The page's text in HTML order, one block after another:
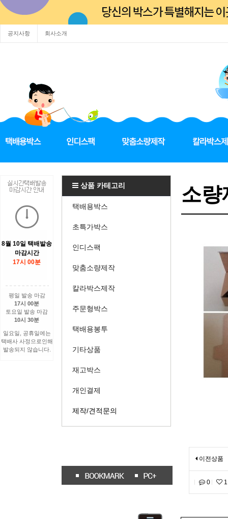
공지사항 회사소개
8월 10일 택배발송
마감시간
17시 00분
평일 발송 마감
17시 00분
토요일 발송 마감
10시 30분
일요일, 공휴일에는
택배사 사정으로인해
발송되지 않습니다.
상품 카테고리
택배용박스
초특가박스
인디스팩
맞춤소량제작
칼라박스제작
주문형박스
택배용봉투
기타상품
재고박스
개인결제
제작/견적문의
소량
이전상품
0 1